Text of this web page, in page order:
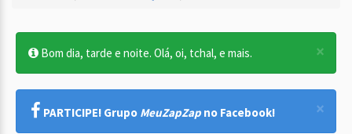
×
Bom dia, tarde e noite. Olá, oi, tchal, e mais.
×
PARTICIPE! Grupo MeuZapZap no Facebook!